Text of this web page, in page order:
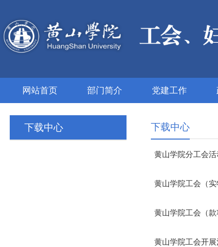
网站首页 部门简介 党建工作
下载中心 下载中心
黄山学院分工会
黄山学院工会（
黄山学院工会（
黄山学院工会开